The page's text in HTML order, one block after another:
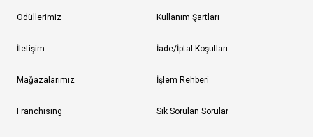
Ödüllerimiz
İletişim
Mağazalarımız
Franchising
Kullanım Şartları
İade/İptal Koşulları
İşlem Rehberi
Sık Sorulan Sorular